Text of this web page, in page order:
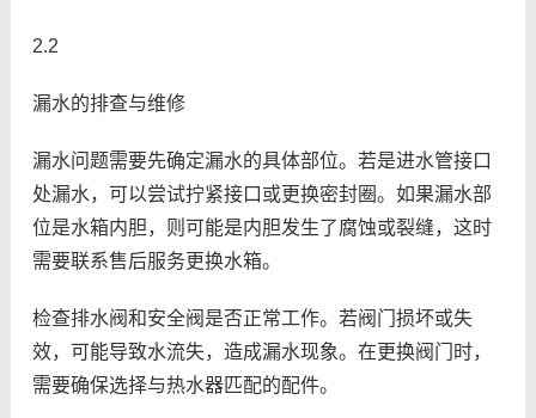
2.2
漏水的排查与维修
漏水问题需要先确定漏水的具体部位。若是进水管接口
处漏水，可以尝试拧紧接口或更换密封圈。如果漏水部
位是水箱内胆，则可能是内胆发生了腐蚀或裂缝，这时
需要联系售后服务更换水箱。
检查排水阀和安全阀是否正常工作。若阀门损坏或失
效，可能导致水流失，造成漏水现象。在更换阀门时，
需要确保选择与热水器匹配的配件。